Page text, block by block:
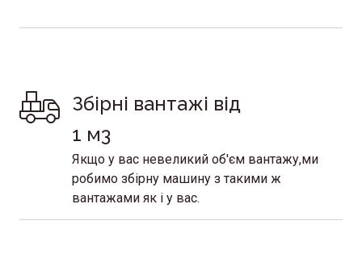
Збірні вантажі від
1 м3
Якщо у вас невеликий об'єм вантажу,ми
робимо збірну машину з такими ж
вантажами як і у вас.